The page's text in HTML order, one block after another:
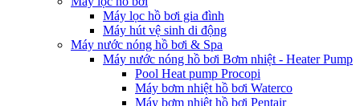
Máy lọc hồ bơi gia đình
Máy hút vệ sinh di động
Máy nước nóng hồ bơi & Spa
Máy nước nóng hồ bơi Bơm nhiệt - Heater Pump
Pool Heat pump Procopi
Máy bơm nhiệt hồ bơi Waterco
Máy bơm nhiệt hồ bơi Pentair